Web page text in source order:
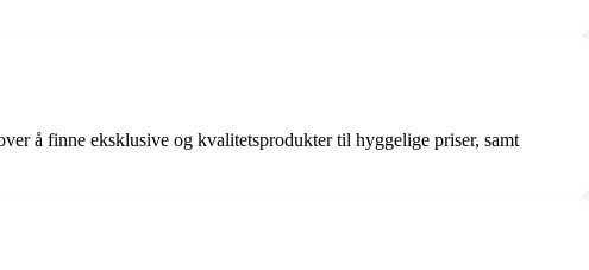
å finne eksklusive og kvalitetsprodukter til hyggelige priser, samt